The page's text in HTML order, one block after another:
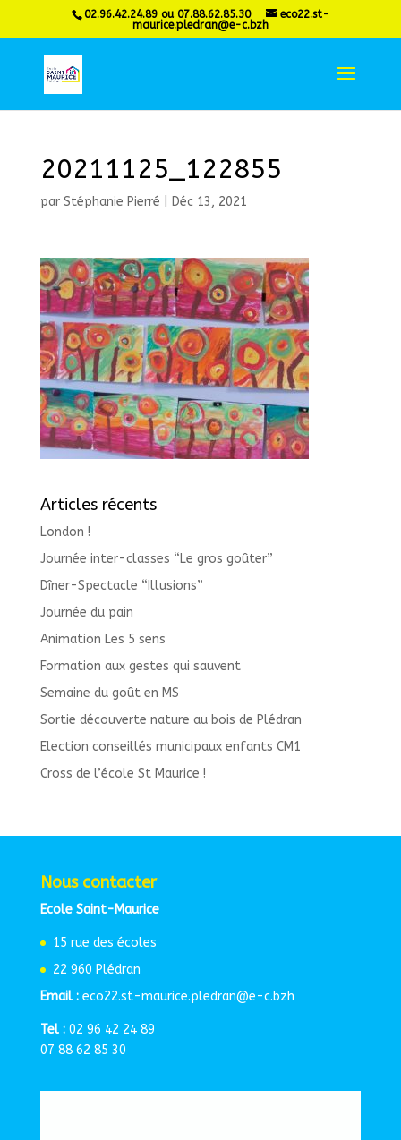
02.96.42.24.89 ou 07.88.62.85.30
eco22.st-
maurice.pledran@e-c.bzh
20211125_122855
par Stéphanie Pierré Déc 13, 2021
Articles récents
London !
Journée inter-classes “Le gros goûter”
Dîner-Spectacle “Illusions”
Journée du pain
Animation Les 5 sens
Formation aux gestes qui sauvent
Semaine du goût en MS
Sortie découverte nature au bois de Plédran
Election conseillés municipaux enfants CM1
Cross de l’école St Maurice !
Nous contacter
Ecole Saint-Maurice
15 rue des écoles
22 960 Plédran
Email :eco22.st-maurice.pledran@e-c.bzh
Tel :02 96 42 24 89
07 88 62 85 30